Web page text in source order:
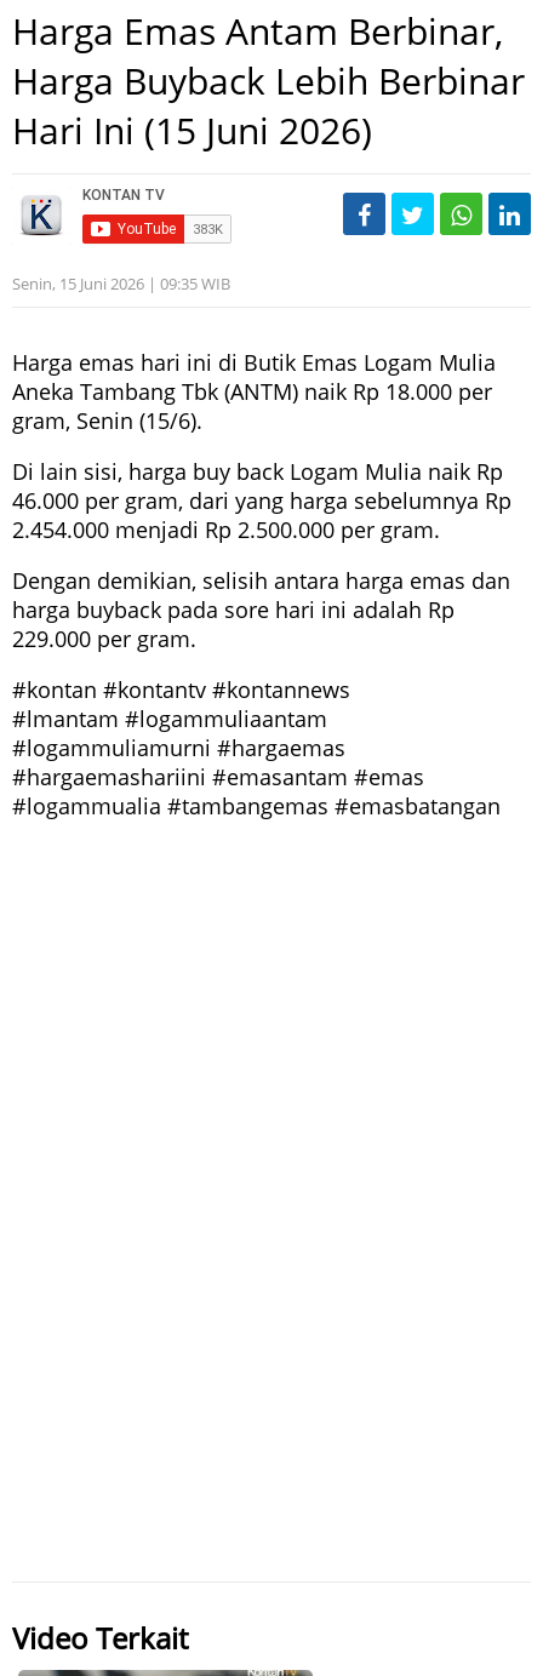
Harga Emas Antam Berbinar,
Harga Buyback Lebih Berbinar
Hari Ini (15 Juni 2026)
Senin, 15 Juni 2026 | 09:35 WIB
Harga emas hari ini di Butik Emas Logam Mulia
Aneka Tambang Tbk (ANTM) naik Rp 18.000 per
gram, Senin (15/6).
Di lain sisi, harga buy back Logam Mulia naik Rp
46.000 per gram, dari yang harga sebelumnya Rp
2.454.000 menjadi Rp 2.500.000 per gram.
Dengan demikian, selisih antara harga emas dan
harga buyback pada sore hari ini adalah Rp
229.000 per gram.
#kontan #kontantv #kontannews
#lmantam #logammuliaantam
#logammuliamurni #hargaemas
#hargaemashariini #emasantam #emas
#logammualia #tambangemas #emasbatangan
Video Terkait